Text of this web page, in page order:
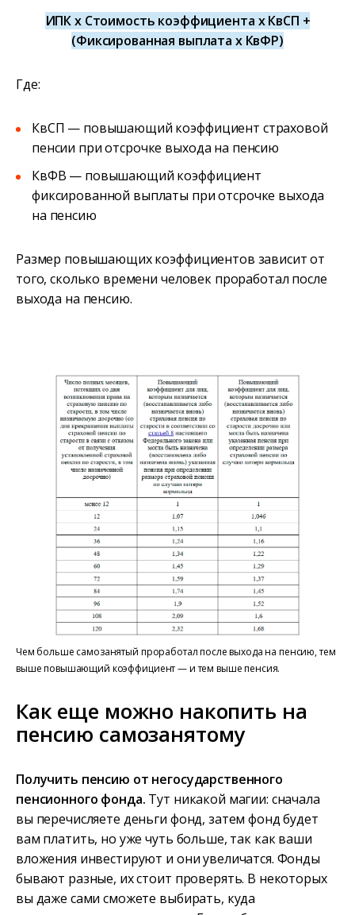
ИПК х Стоимость коэффициента х КвСП +
(Фиксированная выплата х КвФР)
Где:
КвСП — повышающий коэффициент страховой
пенсии при отсрочке выхода на пенсию
КвФВ — повышающий коэффициент
фиксированной выплаты при отсрочке выхода
на пенсию
Размер повышающих коэффициентов зависит от
того, сколько времени человек проработал после
выхода на пенсию.
Чем больше самозанятый проработал после выхода на пенсию, тем
выше повышающий коэффициент — и тем выше пенсия.
Как еще можно накопить на
пенсию самозанятому
Получить пенсию от негосударственного
пенсионного фонда. Тут никакой магии: сначала
вы перечисляете деньги фонд, затем фонд будет
вам платить, но уже чуть больше, так как ваши
вложения инвестируют и они увеличатся. Фонды
бывают разные, их стоит проверять. В некоторых
вы даже сами сможете выбирать, куда